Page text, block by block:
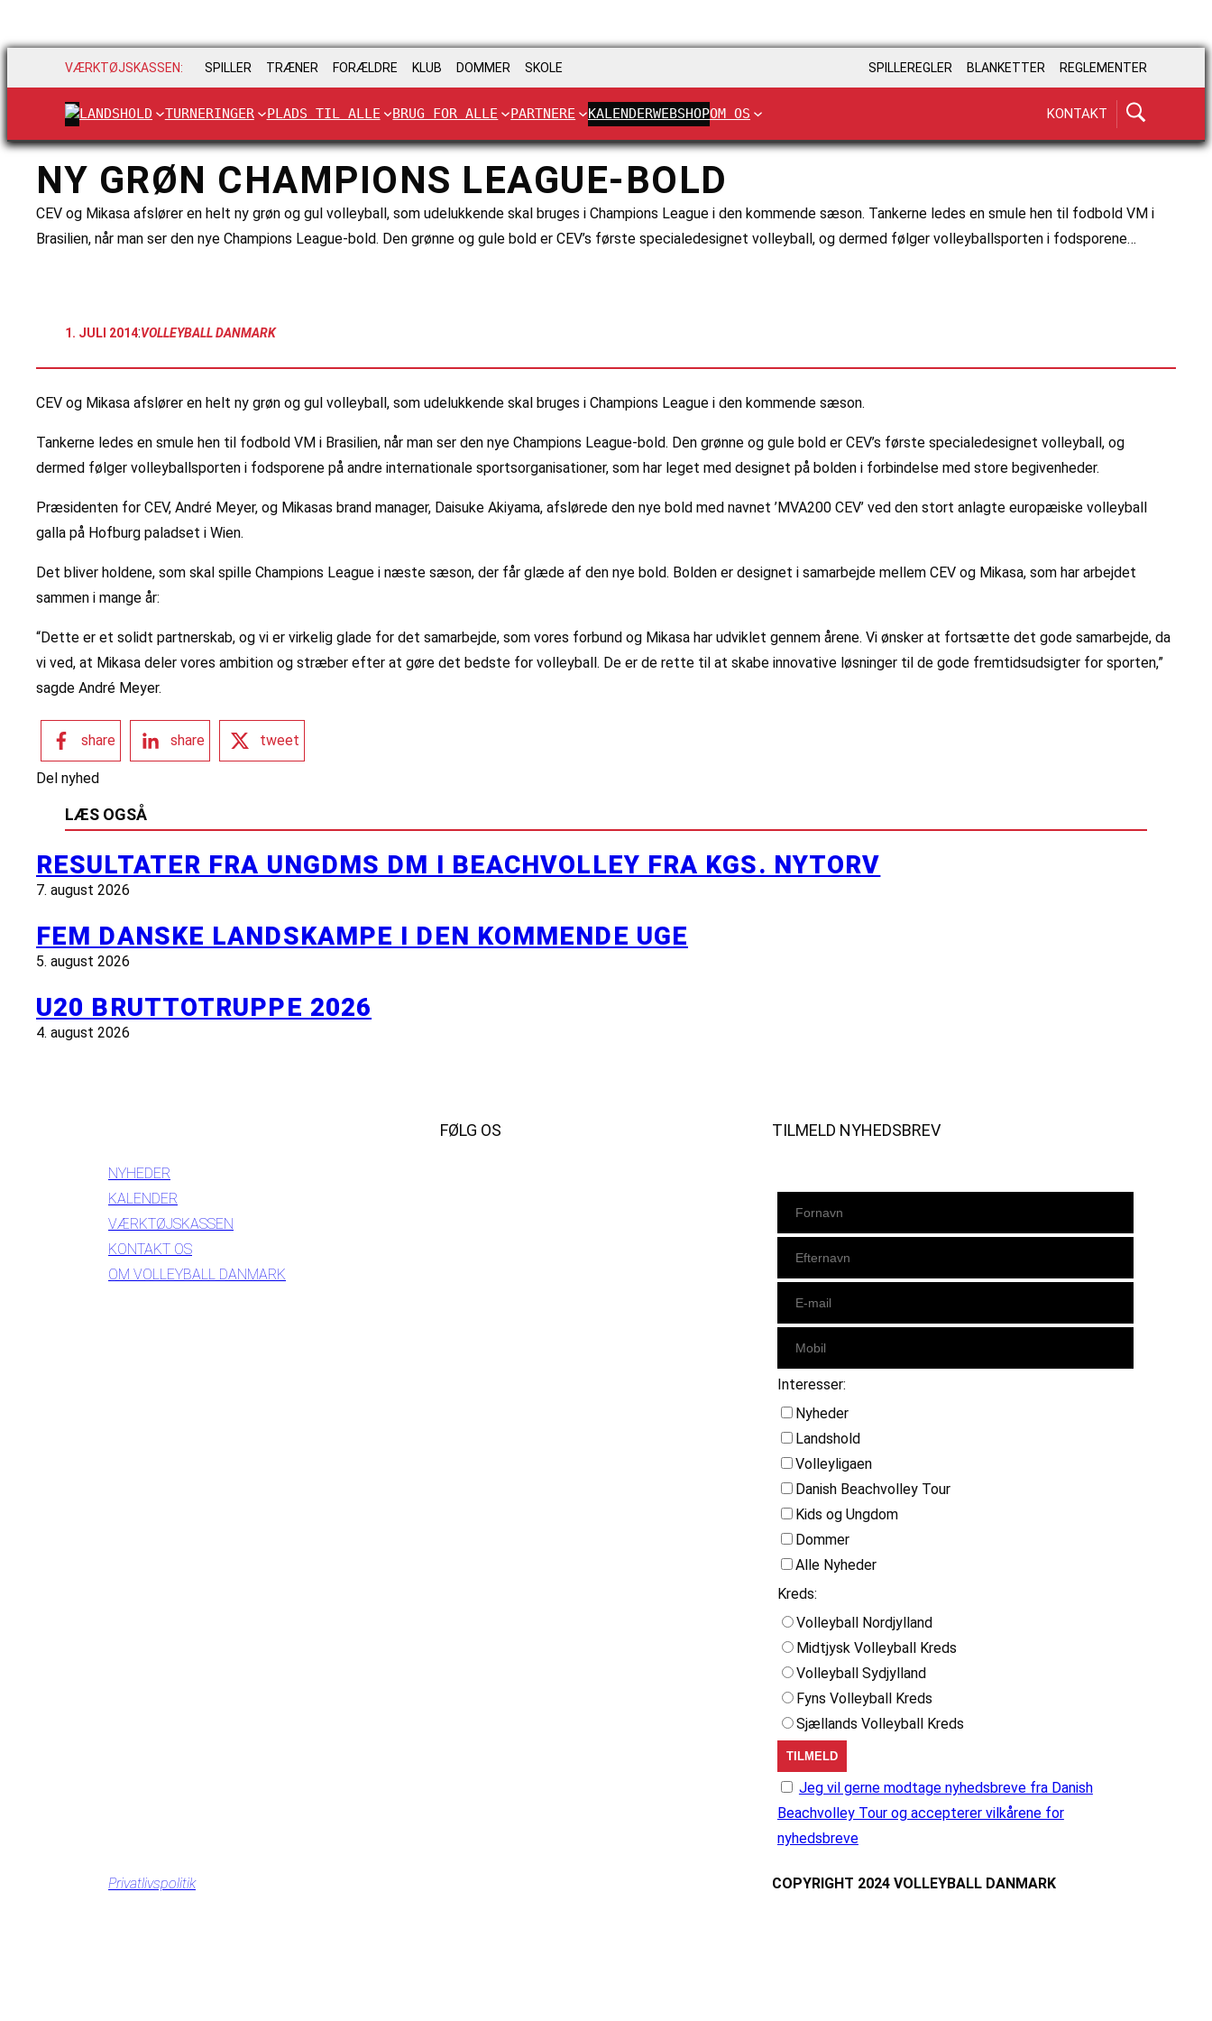
VÆRKTØJSKASSEN: SPILLER TRÆNER FORÆLDRE KLUB DOMMER SKOLE SPILLEREGLER BLANKETTER REGLEMENTER
LANDSHOLD TURNERINGER PLADS TIL ALLE BRUG FOR ALLE PARTNERE KALENDERWEBSHOPOM OS KONTAKT
NY GRØN CHAMPIONS LEAGUE-BOLD
CEV og Mikasa afslører en helt ny grøn og gul volleyball, som udelukkende skal bruges i Champions League i den kommende sæson. Tankerne ledes en smule hen til fodbold VM i
Brasilien, når man ser den nye Champions League-bold. Den grønne og gule bold er CEV’s første specialedesignet volleyball, og dermed følger volleyballsporten i fodsporene…
1. JULI 2014:VOLLEYBALL DANMARK
CEV og Mikasa afslører en helt ny grøn og gul volleyball, som udelukkende skal bruges i Champions League i den kommende sæson.
Tankerne ledes en smule hen til fodbold VM i Brasilien, når man ser den nye Champions League-bold. Den grønne og gule bold er CEV’s første specialedesignet volleyball, og
dermed følger volleyballsporten i fodsporene på andre internationale sportsorganisationer, som har leget med designet på bolden i forbindelse med store begivenheder.
Præsidenten for CEV, André Meyer, og Mikasas brand manager, Daisuke Akiyama, afslørede den nye bold med navnet ’MVA200 CEV’ ved den stort anlagte europæiske volleyball
galla på Hofburg paladset i Wien.
Det bliver holdene, som skal spille Champions League i næste sæson, der får glæde af den nye bold. Bolden er designet i samarbejde mellem CEV og Mikasa, som har arbejdet
sammen i mange år:
“Dette er et solidt partnerskab, og vi er virkelig glade for det samarbejde, som vores forbund og Mikasa har udviklet gennem årene. Vi ønsker at fortsætte det gode samarbejde, da
vi ved, at Mikasa deler vores ambition og stræber efter at gøre det bedste for volleyball. De er de rette til at skabe innovative løsninger til de gode fremtidsudsigter for sporten,”
sagde André Meyer.
share share tweet
Del nyhed
LÆS OGSÅ
RESULTATER FRA UNGDMS DM I BEACHVOLLEY FRA KGS. NYTORV
7. august 2026
FEM DANSKE LANDSKAMPE I DEN KOMMENDE UGE
5. august 2026
U20 BRUTTOTRUPPE 2026
4. august 2026
NYHEDER
KALENDER
VÆRKTØJSKASSEN
KONTAKT OS
OM VOLLEYBALL DANMARK
FØLG OS TILMELD NYHEDSBREV
Interesser:
Nyheder
Landshold
Volleyligaen
Danish Beachvolley Tour
Kids og Ungdom
Dommer
Alle Nyheder
Kreds:
Volleyball Nordjylland
Midtjysk Volleyball Kreds
Volleyball Sydjylland
Fyns Volleyball Kreds
Sjællands Volleyball Kreds
Jeg vil gerne modtage nyhedsbreve fra Danish
Beachvolley Tour og accepterer vilkårene for
nyhedsbreve
Privatlivspolitik COPYRIGHT 2024 VOLLEYBALL DANMARK